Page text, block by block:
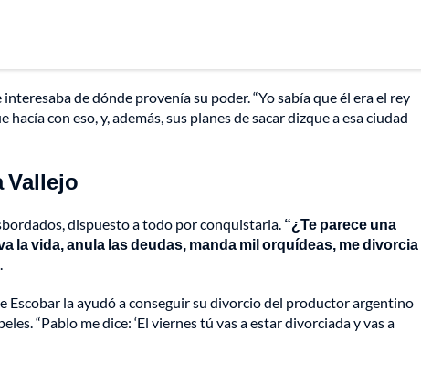
de dónde provenía su poder. “Yo sabía que él era el rey
con eso, y, además, sus planes de sacar dizque a esa ciudad
Vallejo
dispuesto a todo por conquistarla. “¿Te parece una
la vida, anula las deudas, manda mil orquídeas, me divorcia
Escobar la ayudó a conseguir su divorcio del productor argentino
“Pablo me dice: ‘El viernes tú vas a estar divorciada y vas a